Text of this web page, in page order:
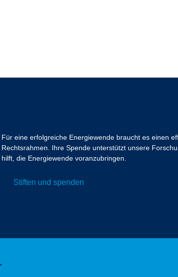
Für eine erfolgreiche Energiewende braucht es einen
Rechtsrahmen. Ihre Spende unterstützt unsere
hilft, die Energiewende voranzubringen.
Stiften und spenden